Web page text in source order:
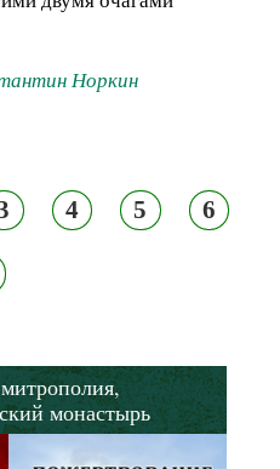
Норкин
4 5 6
монастырь